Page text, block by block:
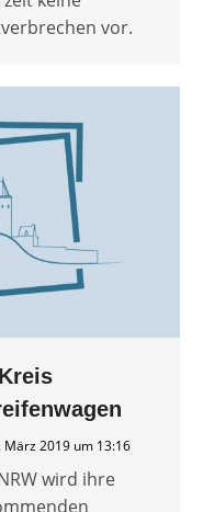
vor.
März 2019 um 13:16
wird ihre